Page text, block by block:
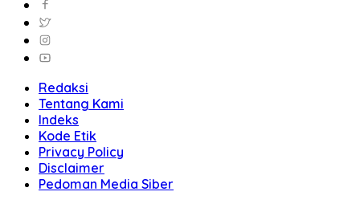
Redaksi
Tentang Kami
Indeks
Kode Etik
Privacy Policy
Disclaimer
Pedoman Media Siber